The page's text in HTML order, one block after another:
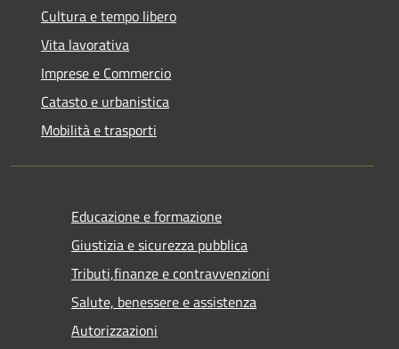
Cultura e tempo libero
Vita lavorativa
Imprese e Commercio
Catasto e urbanistica
Mobilità e trasporti
Educazione e formazione
Giustizia e sicurezza pubblica
Tributi,finanze e contravvenzioni
Salute, benessere e assistenza
Autorizzazioni